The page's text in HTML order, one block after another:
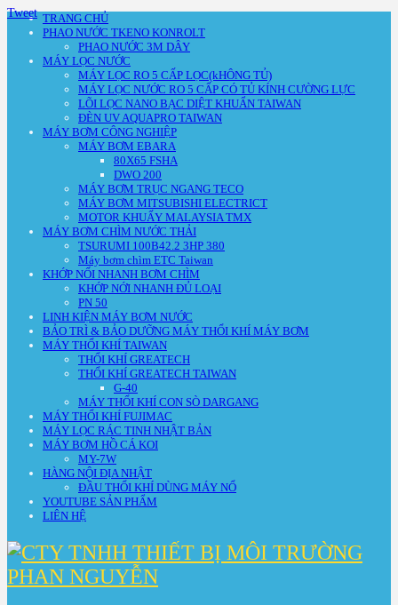
TRANG CHỦ
PHAO NƯỚC TKENO KONROLT
PHAO NƯỚC 3M DÂY
MÁY LỌC NƯỚC
MÁY LỌC RO 5 CẤP LỌC(kHÔNG TỦ)
MÁY LỌC NƯỚC RO 5 CẤP CÓ TỦ KÍNH CƯỜNG LỰC
LÕI LỌC NANO BẠC DIỆT KHUẨN TAIWAN
ĐÈN UV AQUAPRO TAIWAN
MÁY BƠM CÔNG NGHIỆP
MÁY BƠM EBARA
80X65 FSHA
DWO 200
MÁY BƠM TRỤC NGANG TECO
MÁY BƠM MITSUBISHI ELECTRICT
MOTOR KHUẤY MALAYSIA TMX
MÁY BƠM CHÌM NƯỚC THẢI
TSURUMI 100B42.2 3HP 380
Máy bơm chìm ETC Taiwan
KHỚP NỐI NHANH BƠM CHÌM
KHỚP NỚI NHANH ĐỦ LOẠI
PN 50
LINH KIỆN MÁY BƠM NƯỚC
BẢO TRÌ & BẢO DƯỠNG MÁY THỔI KHÍ MÁY BƠM
MÁY THỔI KHÍ TAIWAN
THỔI KHÍ GREATECH
THỔI KHÍ GREATECH TAIWAN
G-40
MÁY THỔI KHÍ CON SÒ DARGANG
MÁY THỔI KHÍ FUJIMAC
MÁY LỌC RÁC TINH NHẬT BẢN
MÁY BƠM HỒ CÁ KOI
MY-7W
HÀNG NỘI ĐỊA NHẬT
ĐẦU THỔI KHÍ DÙNG MÁY NỔ
YOUTUBE SẢN PHẨM
LIÊN HỆ
Tweet